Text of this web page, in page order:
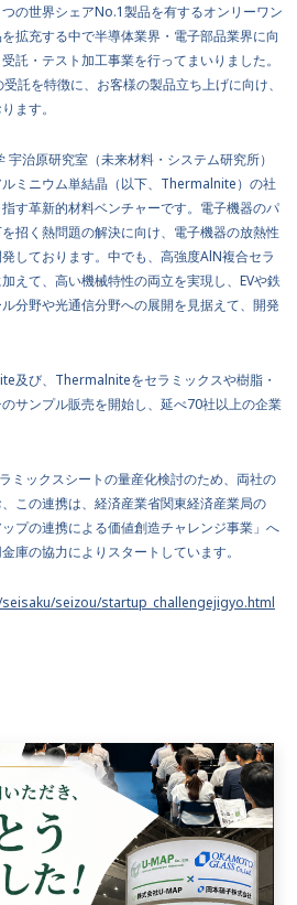
の世界シェアNo.1製品を有するオンリーワン
拡充する中で半導体業界・電子部品業界に向
託・テスト加工事業を行ってまいりました。
託を特徴に、お客様の製品立ち上げに向け、
ます。
治原研究室（未来材料・システム研究所）
ミニウム単結晶（以下、Thermalnite）の社
す革新的材料ベンチャーです。電子機器のパ
招く熱問題の解決に向け、電子機器の放熱性
しております。中でも、高強度AlN複合セラ
えて、高い機械特性の両立を実現し、EVや鉄
分野や光通信分野への展開を見据えて、開発
及び、Thermalniteをセラミックスや樹脂・
サンプル販売を開始し、延べ70社以上の企業
ミックスシートの量産化検討のため、両社の
この連携は、経済産業省関東経済産業局の
プの連携による価値創造チャレンジ事業」へ
庫の協力によりスタートしています。
seizou/startup_challengejigyo.html